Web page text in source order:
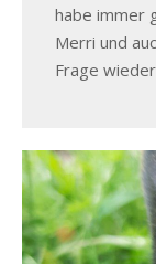
habe immer
Merri und
Frage